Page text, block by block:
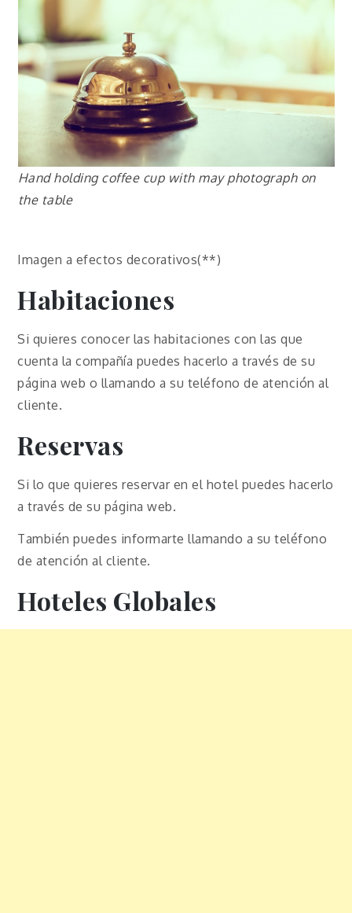
Hand holding coffee cup with may photograph on
the table
Imagen a efectos decorativos(**)
Habitaciones
Si quieres conocer las habitaciones con las que
cuenta la compañía puedes hacerlo a través de su
página web o llamando a su teléfono de atención al
cliente.
Reservas
Si lo que quieres reservar en el hotel puedes hacerlo
a través de su página web.
También puedes informarte llamando a su teléfono
de atención al cliente.
Hoteles Globales